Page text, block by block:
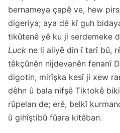
bernameya çapê ve, hew
digeriya; aya dê kî guh
tikûtenê yê ku ji serdemeke
Luck ne li aliyê din î tarî bû,
têkçûnên nijdevanên fenanî
digotin, mirîşka kesî ji xew
dêhn û bala nifşê Tiktokê
rûpelan de; erê, belkî
û gihîştibû fûara kitêban.